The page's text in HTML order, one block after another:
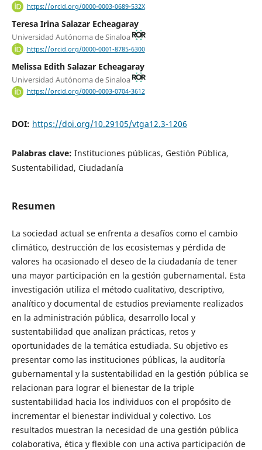
https://orcid.org/0000-0003-0689-532X
Teresa Irina Salazar Echeagaray
Universidad Autónoma de Sinaloa
https://orcid.org/0000-0001-8785-6300
Melissa Edith Salazar Echeagaray
Universidad Autónoma de Sinaloa
https://orcid.org/0000-0003-0704-3612
DOI: https://doi.org/10.29105/vtga12.3-1206
Palabras clave: Instituciones públicas, Gestión Pública,
Sustentabilidad, Ciudadanía
Resumen
La sociedad actual se enfrenta a desafíos como el cambio
climático, destrucción de los ecosistemas y pérdida de
valores ha ocasionado el deseo de la ciudadanía de tener
una mayor participación en la gestión gubernamental. Esta
investigación utiliza el método cualitativo, descriptivo,
analítico y documental de estudios previamente realizados
en la administración pública, desarrollo local y
sustentabilidad que analizan prácticas, retos y
oportunidades de la temática estudiada. Su objetivo es
presentar como las instituciones públicas, la auditoría
gubernamental y la sustentabilidad en la gestión pública se
relacionan para lograr el bienestar de la triple
sustentabilidad hacia los individuos con el propósito de
incrementar el bienestar individual y colectivo. Los
resultados muestran la necesidad de una gestión pública
colaborativa, ética y flexible con una activa participación de